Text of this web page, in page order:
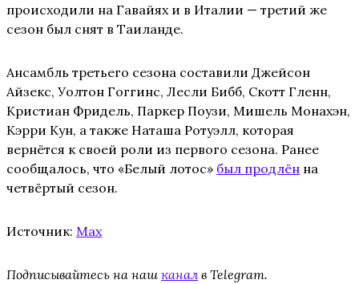
происходили на Гавайях и в Италии — третий же
сезон был снят в Таиланде.
Ансамбль третьего сезона составили Джейсон
Айзекс, Уолтон Гоггинс, Лесли Бибб, Скотт Гленн,
Кристиан Фридель, Паркер Поузи, Мишель Монахэн,
Кэрри Кун, а также Наташа Ротуэлл, которая
вернётся к своей роли из первого сезона. Ранее
сообщалось, что «Белый лотос» был продлён на
четвёртый сезон.
Источник: Max
Подписывайтесь на наш канал в Telegram.